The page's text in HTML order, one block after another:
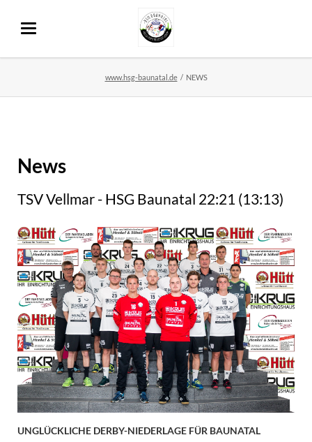
www.hsg-baunatal.de NEWS
News
TSV Vellmar - HSG Baunatal 22:21 (13:13)
UNGLÜCKLICHE DERBY-NIEDERLAGE FÜR BAUNATAL